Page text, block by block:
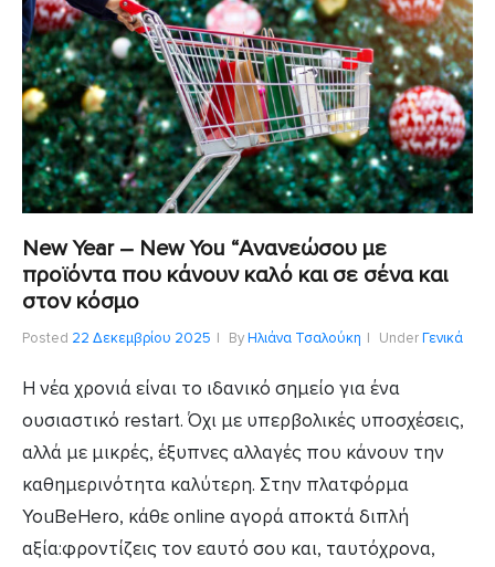
New Year – New You “Ανανεώσου με
προϊόντα που κάνουν καλό και σε σένα και
στον κόσμο
Posted 22 Δεκεμβρίου 2025 ByΗλιάνα Τσαλούκη UnderΓενικά
Η νέα χρονιά είναι το ιδανικό σημείο για ένα
ουσιαστικό restart. Όχι με υπερβολικές υποσχέσεις,
αλλά με μικρές, έξυπνες αλλαγές που κάνουν την
καθημερινότητα καλύτερη. Στην πλατφόρμα
YouBeHero, κάθε online αγορά αποκτά διπλή
αξία:φροντίζεις τον εαυτό σου και, ταυτόχρονα,